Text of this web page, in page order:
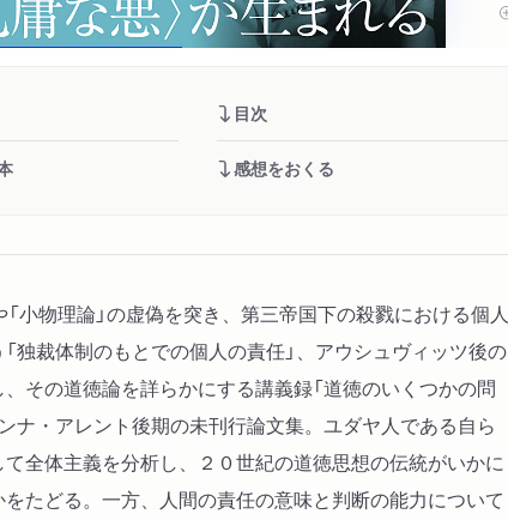
目次
感想をおくる
「小物理論」の虚偽を突き、第三帝国下の殺戮における個人
独裁体制のもとでの個人の責任」、アウシュヴィッツ後の
その道徳論を詳らかにする講義録「道徳のいくつかの問
ナ・アレント後期の未刊行論文集。ユダヤ人である自ら
全体主義を分析し、２０世紀の道徳思想の伝統がいかに
たどる。一方、人間の責任の意味と判断の能力について